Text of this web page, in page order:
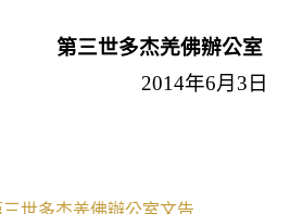
第三世多杰羌佛辦公室
2014年6月 3 日